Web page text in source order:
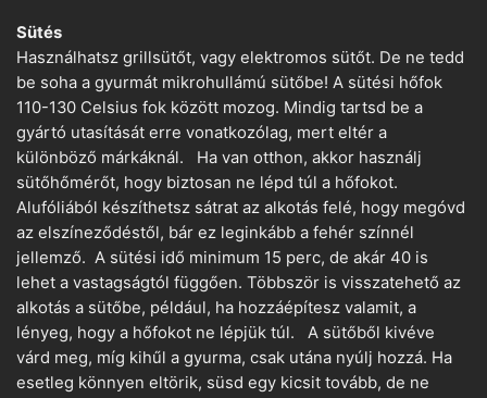
Sütés
Használhatsz grillsütőt, vagy elektromos sütőt. De ne tedd
be soha a gyurmát mikrohullámú sütőbe! A sütési hőfok
110-130 Celsius fok között mozog. Mindig tartsd be a
gyártó utasítását erre vonatkozólag, mert eltér a
különböző márkáknál. Ha van otthon, akkor használj
sütőhőmérőt, hogy biztosan ne lépd túl a hőfokot.
Alufóliából készíthetsz sátrat az alkotás felé, hogy megóvd
az elszíneződéstől, bár ez leginkább a fehér színnél
jellemző. A sütési idő minimum 15 perc, de akár 40 is
lehet a vastagságtól függően. Többször is visszatehető az
alkotás a sütőbe, például, ha hozzáépítesz valamit, a
lényeg, hogy a hőfokot ne lépjük túl. A sütőből kivéve
várd meg, míg kihűl a gyurma, csak utána nyúlj hozzá. Ha
esetleg könnyen eltörik, süsd egy kicsit tovább, de ne